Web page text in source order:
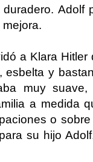
Adolf
a Klara
esbelta y
muy
a medida
o
su hijo